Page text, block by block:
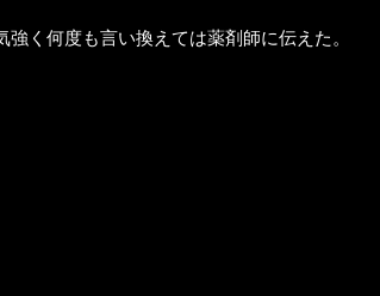
く何度も言い換えては薬剤師に伝えた。